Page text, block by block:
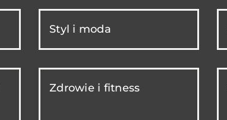
Styl i moda
Zdrowie i fitness